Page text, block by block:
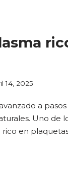
14, 2025
a
Uno
en